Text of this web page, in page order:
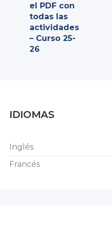
el PDF con
todas las
actividades
– Curso 25-
26
IDIOMAS
Inglés
Francés